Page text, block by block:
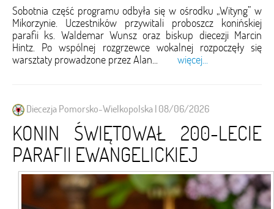
Sobotnia część programu odbyła się w ośrodku „Wityng” w
Mikorzynie. Uczestników przywitali proboszcz konińskiej
parafii ks. Waldemar Wunsz oraz biskup diecezji Marcin
Hintz. Po wspólnej rozgrzewce wokalnej rozpoczęły się
warsztaty prowadzone przez Alan... więcej...
Diecezja Pomorsko-Wielkopolska | 08/06/2026
KONIN ŚWIĘTOWAŁ 200-LECIE
PARAFII EWANGELICKIEJ